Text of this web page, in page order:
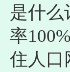
是什么
率
住人口